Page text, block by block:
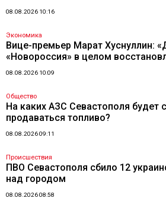
08.08.2026 10:16
Экономика
Вице-премьер Марат Хуснуллин:
«Новороссия» в целом
08.08.2026 10:09
Общество
На каких АЗС Севастополя будет
продаваться топливо?
08.08.2026 09:11
Происшествия
ПВО Севастополя сбило 12
над городом
08.08.2026 08:58